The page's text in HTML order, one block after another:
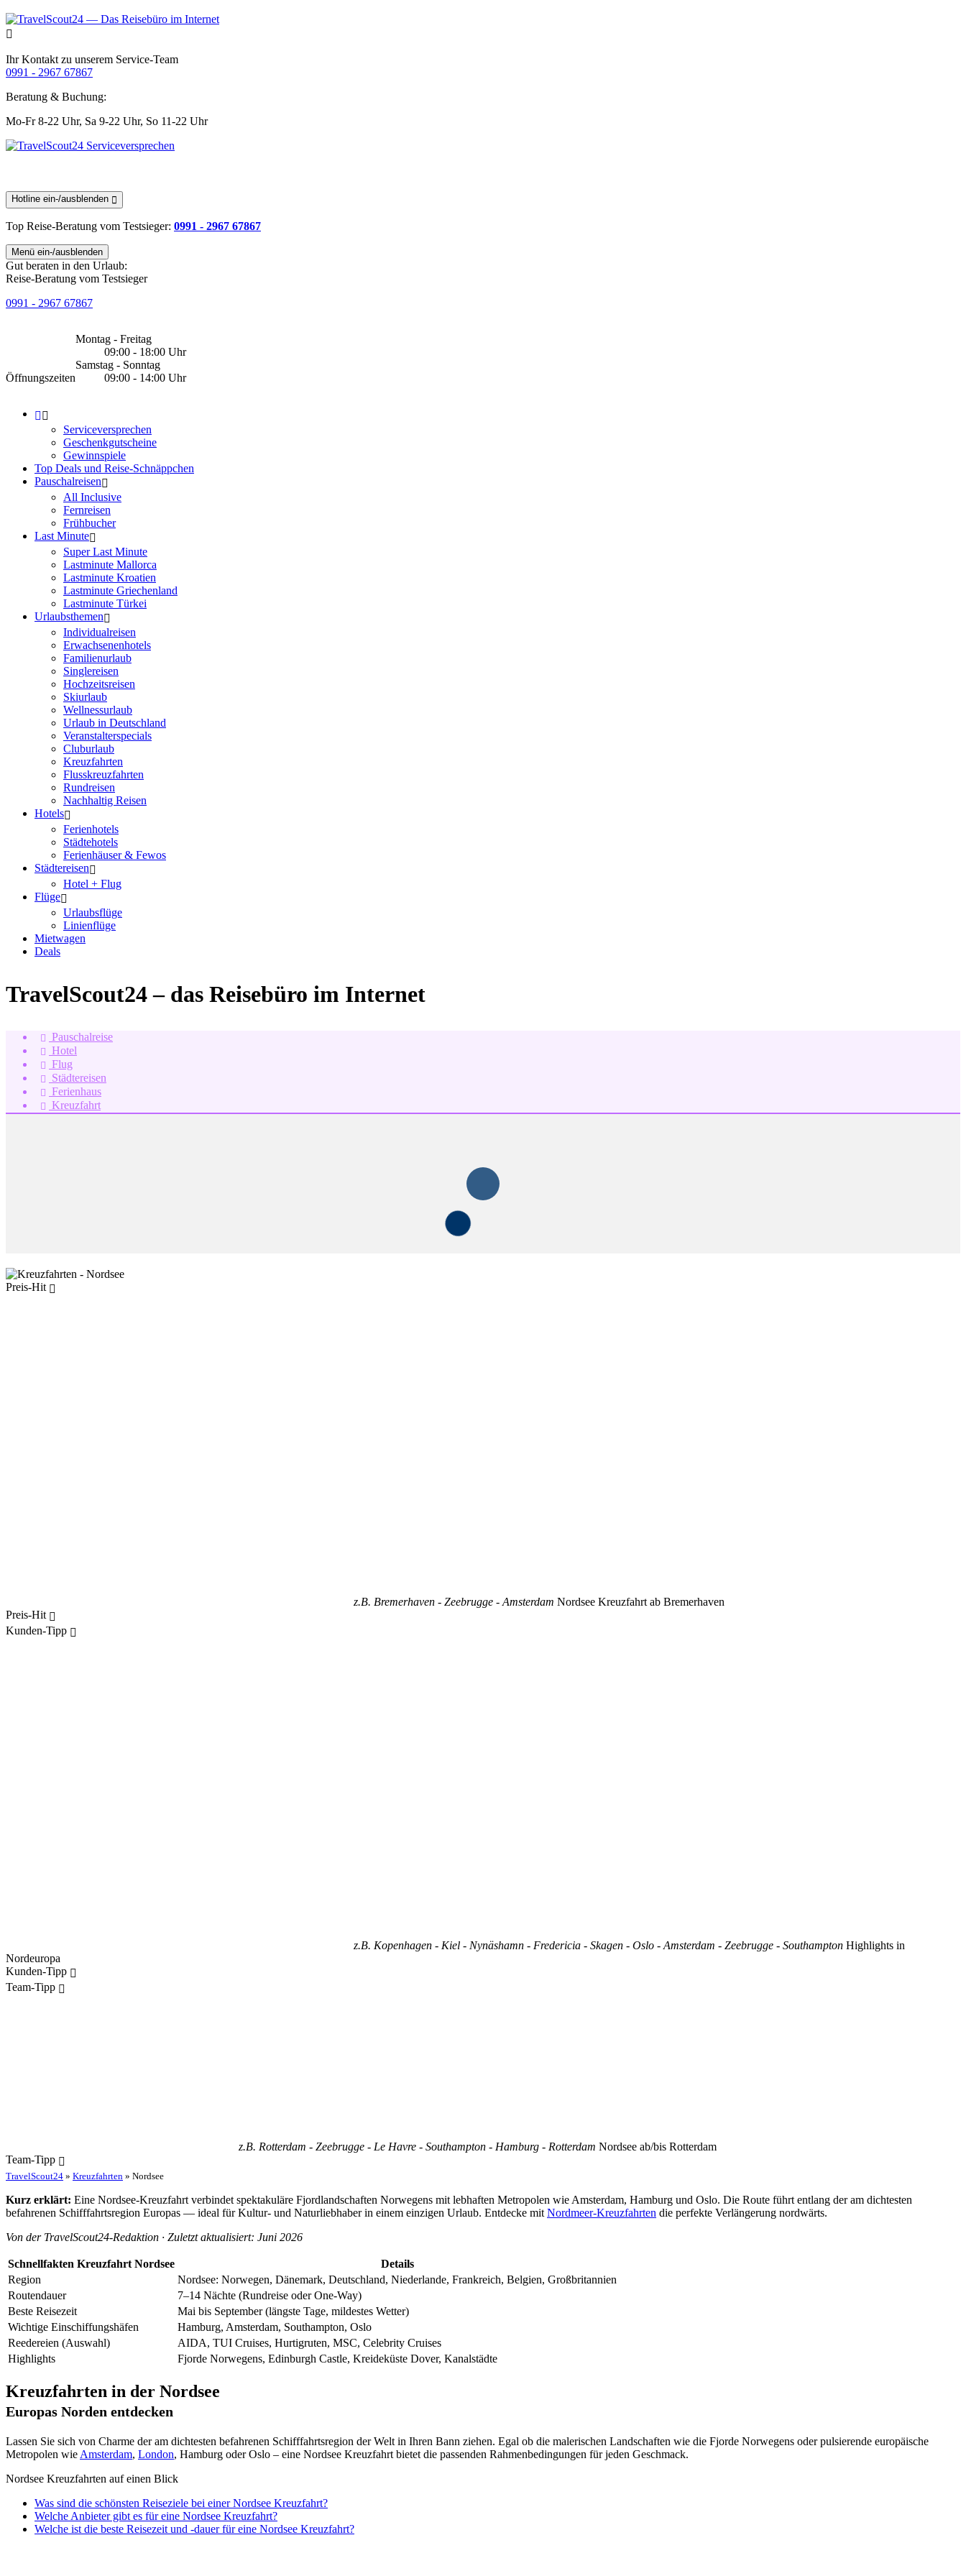
Ihr Kontakt zu unserem Service-Team
0991 - 2967 67867
Beratung & Buchung:
Mo-Fr 8-22 Uhr, Sa 9-22 Uhr, So 11-22 Uhr
Hotline ein-/ausblenden
Top Reise-Beratung vom Testsieger: 0991 - 2967 67867
Menü ein-/ausblenden
Gut beraten in den Urlaub:
Reise-Beratung vom Testsieger
0991 - 2967 67867
Öffnungszeiten
Montag - Freitag
09:00 - 18:00 Uhr
Samstag - Sonntag
09:00 - 14:00 Uhr
Serviceversprechen
Geschenkgutscheine
Gewinnspiele
Top Deals und Reise-Schnäppchen
Pauschalreisen
All Inclusive
Fernreisen
Frühbucher
Last Minute
Super Last Minute
Lastminute Mallorca
Lastminute Kroatien
Lastminute Griechenland
Lastminute Türkei
Urlaubsthemen
Individualreisen
Erwachsenenhotels
Familienurlaub
Singlereisen
Hochzeitsreisen
Skiurlaub
Wellnessurlaub
Urlaub in Deutschland
Veranstalterspecials
Cluburlaub
Kreuzfahrten
Flusskreuzfahrten
Rundreisen
Nachhaltig Reisen
Hotels
Ferienhotels
Städtehotels
Ferienhäuser & Fewos
Städtereisen
Hotel + Flug
Flüge
Urlaubsflüge
Linienflüge
Mietwagen
Deals
TravelScout24 – das Reisebüro im Internet
Pauschalreise
Hotel
Flug
Städtereisen
Ferienhaus
Kreuzfahrt
Preis-Hit
z.B. Bremerhaven - Zeebrugge - Amsterdam Nordsee Kreuzfahrt ab Bremerhaven
Preis-Hit
Kunden-Tipp
z.B. Kopenhagen - Kiel - Nynäshamn - Fredericia - Skagen - Oslo - Amsterdam - Zeebrugge - Southampton Highlights in
Nordeuropa
Kunden-Tipp
Team-Tipp
z.B. Rotterdam - Zeebrugge - Le Havre - Southampton - Hamburg - Rotterdam Nordsee ab/bis Rotterdam
Team-Tipp
TravelScout24 » Kreuzfahrten » Nordsee
Kurz erklärt: Eine Nordsee-Kreuzfahrt verbindet spektakuläre Fjordlandschaften Norwegens mit lebhaften Metropolen wie Amsterdam, Hamburg und Oslo. Die Route führt entlang der am dichtesten
befahrenen Schifffahrtsregion Europas — ideal für Kultur- und Naturliebhaber in einem einzigen Urlaub. Entdecke mit Nordmeer-Kreuzfahrten die perfekte Verlängerung nordwärts.
Von der TravelScout24-Redaktion · Zuletzt aktualisiert: Juni 2026
Schnellfakten Kreuzfahrt Nordsee
Details
Region
Nordsee: Norwegen, Dänemark, Deutschland, Niederlande, Frankreich, Belgien, Großbritannien
Routendauer
7–14 Nächte (Rundreise oder One-Way)
Beste Reisezeit
Mai bis September (längste Tage, mildestes Wetter)
Wichtige Einschiffungshäfen
Hamburg, Amsterdam, Southampton, Oslo
Reedereien (Auswahl)
AIDA, TUI Cruises, Hurtigruten, MSC, Celebrity Cruises
Highlights
Fjorde Norwegens, Edinburgh Castle, Kreideküste Dover, Kanalstädte
Kreuzfahrten in der Nordsee
Europas Norden entdecken
Lassen Sie sich von Charme der am dichtesten befahrenen Schifffahrtsregion der Welt in Ihren Bann ziehen. Egal ob die malerischen Landschaften wie die Fjorde Norwegens oder pulsierende europäische
Metropolen wie Amsterdam, London, Hamburg oder Oslo – eine Nordsee Kreuzfahrt bietet die passenden Rahmenbedingungen für jeden Geschmack.
Nordsee Kreuzfahrten auf einen Blick
Was sind die schönsten Reiseziele bei einer Nordsee Kreuzfahrt?
Welche Anbieter gibt es für eine Nordsee Kreuzfahrt?
Welche ist die beste Reisezeit und -dauer für eine Nordsee Kreuzfahrt?